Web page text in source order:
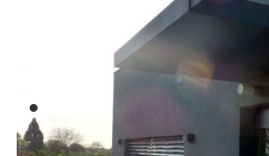
Previous